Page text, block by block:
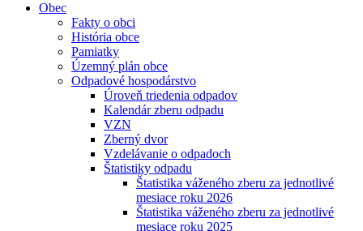
Obec
Fakty o obci
História obce
Pamiatky
Územný plán obce
Odpadové hospodárstvo
Úroveň triedenia odpadov
Kalendár zberu odpadu
VZN
Zberný dvor
Vzdelávanie o odpadoch
Štatistiky odpadu
Štatistika váženého zberu za jednotlivé
mesiace roku 2026
Štatistika váženého zberu za jednotlivé
mesiace roku 2025